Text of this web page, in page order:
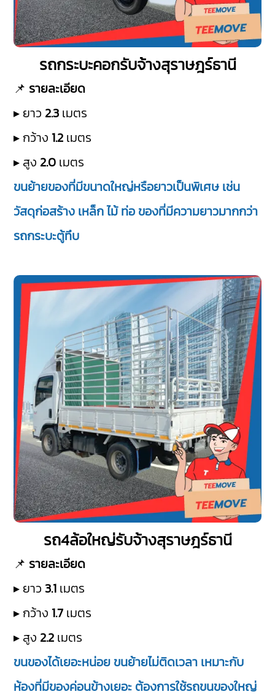
รถกระบะคอกรับจ้างสุราษฎร์ธานี
📌 รายละเอียด
▸ ยาว 2.3 เมตร
▸ กว้าง 1.2 เมตร
▸ สูง 2.0 เมตร
ขนย้ายของที่มีขนาดใหญ่หรือยาวเป็นพิเศษ เช่น
วัสดุก่อสร้าง เหล็ก ไม้ ท่อ ของที่มีความยาวมากกว่า
รถกระบะตู้ทึบ
รถ4ล้อใหญ่รับจ้างสุราษฎร์ธานี
📌 รายละเอียด
▸ ยาว 3.1 เมตร
▸ กว้าง 1.7 เมตร
▸ สูง 2.2 เมตร
ขนของได้เยอะหน่อย ขนย้ายไม่ติดเวลา เหมาะกับ
ห้องที่มีของค่อนข้างเยอะ ต้องการใช้รถขนของใหญ่